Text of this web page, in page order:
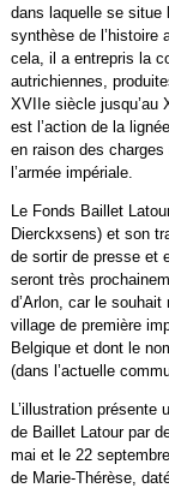
dans laquelle se situe
synthèse de l’histoire
cela, il a entrepris la
autrichiennes,
XVIIe siècle jusqu’au
est l’action de la
en raison des
l’armée impériale.
Le Fonds Baillet
Dierckxsens) et son
de sortir de presse et
seront très
d’Arlon, car le
village de première
Belgique et dont le
(dans l’actuelle
L’illustration
de Baillet Latour par
mai et le 22
de Marie-Thérèse,